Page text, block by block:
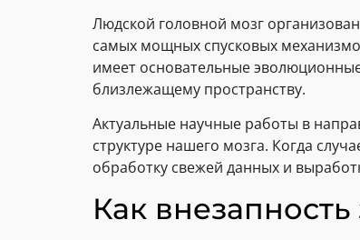
Людской головной мозг
самых мощных спусковых
имеет основательные
близлежащему пространству.
Актуальные научные работы в
структуре нашего мозга. Когда
обработку свежей данных и
Как